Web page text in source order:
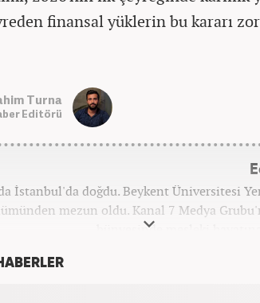
finansal yüklerin bu kararı
Turna
Editörü
İstanbul'da doğdu. Beykent Üniversitesi
mezun oldu. Kanal 7 Medya
bünyesinde mesleki